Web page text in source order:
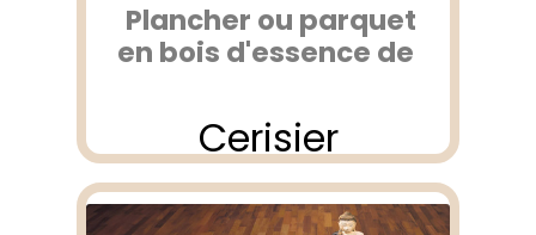
Plancher ou parquet
en bois d'essence de
Cerisier